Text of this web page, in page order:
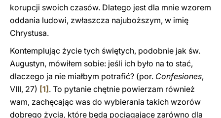
korupcji swoich czasów. Dlatego jest dla mnie wzorem
oddania ludowi, zwłaszcza najuboższym, w imię
Chrystusa.
Kontemplując życie tych świętych, podobnie jak św.
Augustyn, mówiłem sobie: jeśli ich było na to stać,
dlaczego ja nie miałbym potrafić? (por. Confesiones,
VIII, 27) [1] . To pytanie chętnie powierzam również
wam, zachęcając was do wybierania takich wzorów
dobrego życia, które będą pociągające zarówno dla